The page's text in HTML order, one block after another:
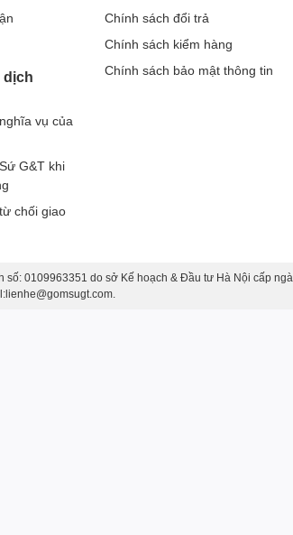
xảo, tạo nên sự tươi sáng và ấm áp cho
vị đặc biệt.
dịch
vụ của
G&T khi
chối giao
Chính sách đổi trả
Chính sách kiểm hàng
Chính sách bảo mật thông tin
0109963351 do sở Kế hoạch & Đầu tư Hà Nội cấp